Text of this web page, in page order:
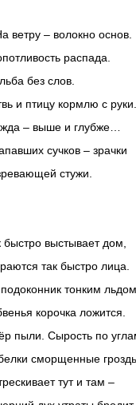
ветру – волокно основ.
распада.
без слов.
и птицу кормлю с руки.
– выше и глубже…
сучков – зрачки
стужи.
быстро выстывает дом,
так быстро лица.
тонким льдом
корочка ложится.
пыли. Сырость по
сморщенные
тут и там –